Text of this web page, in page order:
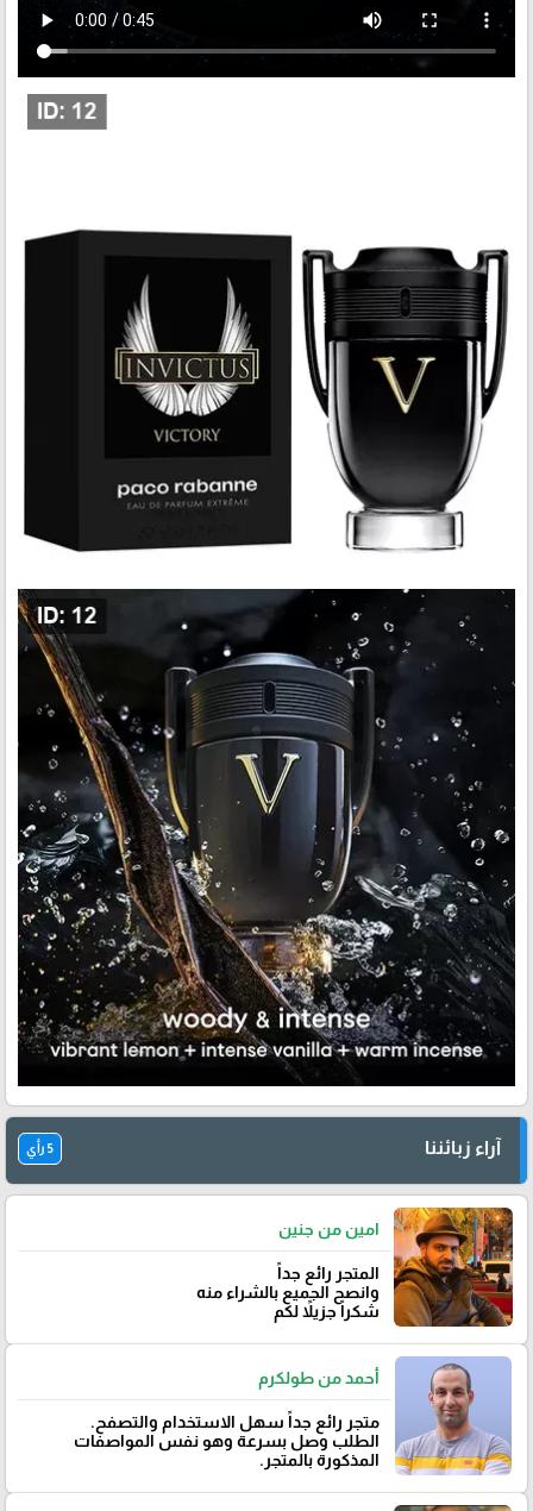
آراء زبائننا 5 رأي
امين من جنين
المتجر رائع جداً
وانصح الجميع بالشراء منه
شكراً جزيلاً لكم
أحمد من طولكرم
متجر رائع جداً سهل الاستخدام والتصفح.
الطلب وصل بسرعة وهو نفس المواصفات
المذكورة بالمتجر.